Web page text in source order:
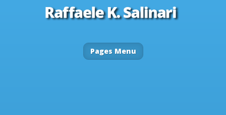
Pages Menu